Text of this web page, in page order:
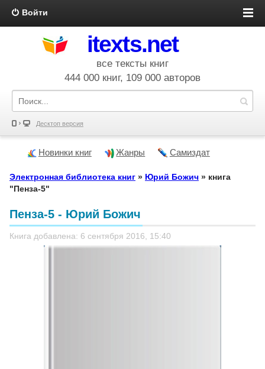
Войти
itexts.net
все тексты книг
444 000 книг, 109 000 авторов
Десктоп версия
Новинки книг Жанры Самиздат
Электронная библиотека книг » Юрий Божич » книга
"Пенза-5"
Пенза-5 - Юрий Божич
Книга добавлена: 6 сентября 2016, 15:40